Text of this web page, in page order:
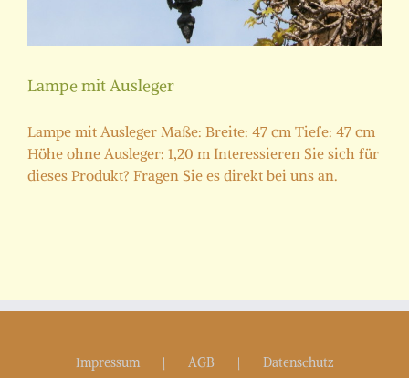
Lampe mit Ausleger
Lampe mit Ausleger Maße: Breite: 47 cm Tiefe: 47 cm
Höhe ohne Ausleger: 1,20 m Interessieren Sie sich für
dieses Produkt? Fragen Sie es direkt bei uns an.
Impressum AGB Datenschutz